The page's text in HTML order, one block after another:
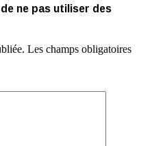
de ne pas utiliser des
Les champs obligatoires